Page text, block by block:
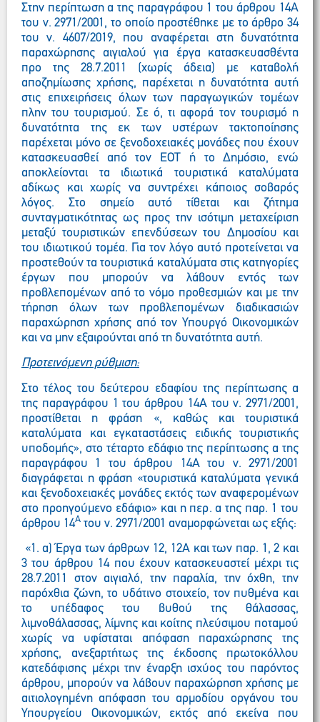
Στην περίπτωση α της παραγράφου 1 του άρθρου 14Α
του ν. 2971/2001, το οποίο προστέθηκε με το άρθρο 34
του ν. 4607/2019, που αναφέρεται στη δυνατότητα
παραχώρησης αιγιαλού για έργα κατασκευασθέντα
προ της 28.7.2011 (χωρίς άδεια) με καταβολή
αποζημίωσης χρήσης, παρέχεται η δυνατότητα αυτή
στις επιχειρήσεις όλων των παραγωγικών τομέων
πλην του τουρισμού. Σε ό, τι αφορά τον τουρισμό η
δυνατότητα της εκ των υστέρων τακτοποίησης
παρέχεται μόνο σε ξενοδοχειακές μονάδες που έχουν
κατασκευασθεί από τον ΕΟΤ ή το Δημόσιο, ενώ
αποκλείονται τα ιδιωτικά τουριστικά καταλύματα
αδίκως και χωρίς να συντρέχει κάποιος σοβαρός
λόγος. Στο σημείο αυτό τίθεται και ζήτημα
συνταγματικότητας ως προς την ισότιμη μεταχείριση
μεταξύ τουριστικών επενδύσεων του Δημοσίου και
του ιδιωτικού τομέα. Για τον λόγο αυτό προτείνεται να
προστεθούν τα τουριστικά καταλύματα στις κατηγορίες
έργων που μπορούν να λάβουν εντός των
προβλεπομένων από το νόμο προθεσμιών και με την
τήρηση όλων των προβλεπομένων διαδικασιών
παραχώρηση χρήσης από τον Υπουργό Οικονομικών
και να μην εξαιρούνται από τη δυνατότητα αυτή.
Προτεινόμενη ρύθμιση:
Στο τέλος του δεύτερου εδαφίου της περίπτωσης α
της παραγράφου 1 του άρθρου 14Α του ν. 2971/2001,
προστίθεται η φράση «, καθώς και τουριστικά
καταλύματα και εγκαταστάσεις ειδικής τουριστικής
υποδομής», στο τέταρτο εδάφιο της περίπτωσης α της
παραγράφου 1 του άρθρου 14Α του ν. 2971/2001
διαγράφεται η φράση «τουριστικά καταλύματα γενικά
και ξενοδοχειακές μονάδες εκτός των αναφερομένων
στο προηγούμενο εδάφιο» και η περ. α της παρ. 1 του
άρθρου 14Α του ν. 2971/2001 αναμορφώνεται ως εξής:
«1. α) Έργα των άρθρων 12, 12Α και των παρ. 1, 2 και
3 του άρθρου 14 που έχουν κατασκευαστεί μέχρι τις
28.7.2011 στον αιγιαλό, την παραλία, την όχθη, την
παρόχθια ζώνη, το υδάτινο στοιχείο, τον πυθμένα και
το υπέδαφος του βυθού της θάλασσας,
λιμνοθάλασσας, λίμνης και κοίτης πλεύσιμου ποταμού
χωρίς να υφίσταται απόφαση παραχώρησης της
χρήσης, ανεξαρτήτως της έκδοσης πρωτοκόλλου
κατεδάφισης μέχρι την έναρξη ισχύος του παρόντος
άρθρου, μπορούν να λάβουν παραχώρηση χρήσης με
αιτιολογημένη απόφαση του αρμοδίου οργάνου του
Υπουργείου Οικονομικών, εκτός από εκείνα που